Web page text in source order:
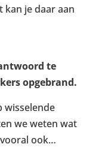
kan je daar aan
te
opgebrand.
wisselende
we weten wat
ook…